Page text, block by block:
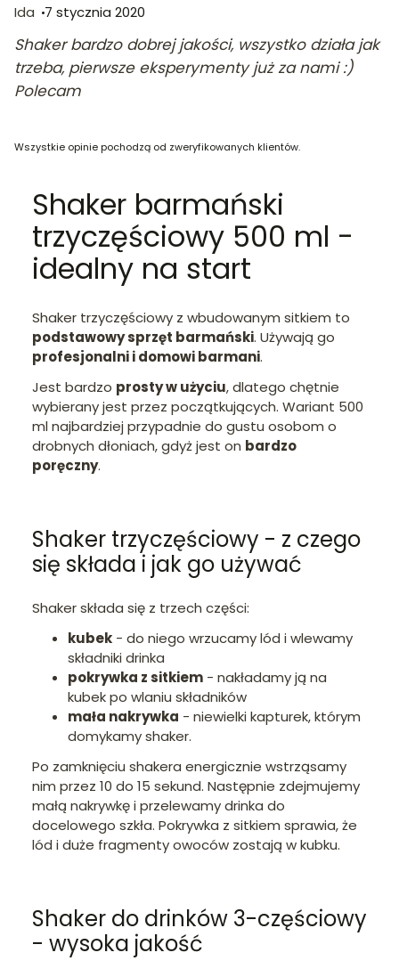
Ida 7 stycznia 2020
Shaker bardzo dobrej jakości, wszystko działa jak
trzeba, pierwsze eksperymenty już za nami :)
Polecam
Wszystkie opinie pochodzą od zweryfikowanych klientów.
Shaker barmański
trzyczęściowy 500 ml -
idealny na start
Shaker trzyczęściowy z wbudowanym sitkiem to
podstawowy sprzęt barmański. Używają go
profesjonalni i domowi barmani.
Jest bardzo prosty w użyciu, dlatego chętnie
wybierany jest przez początkujących. Wariant 500
ml najbardziej przypadnie do gustu osobom o
drobnych dłoniach, gdyż jest on bardzo
poręczny.
Shaker trzyczęściowy - z czego
się składa i jak go używać
Shaker składa się z trzech części:
kubek - do niego wrzucamy lód i wlewamy
składniki drinka
pokrywka z sitkiem - nakładamy ją na
kubek po wlaniu składników
mała nakrywka - niewielki kapturek, którym
domykamy shaker.
Po zamknięciu shakera energicznie wstrząsamy
nim przez 10 do 15 sekund. Następnie zdejmujemy
małą nakrywkę i przelewamy drinka do
docelowego szkła. Pokrywka z sitkiem sprawia, że
lód i duże fragmenty owoców zostają w kubku.
Shaker do drinków 3-częściowy
- wysoka jakość